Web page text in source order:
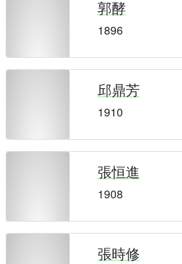
郭酵
1896
邱鼎芳
1910
張恒進
1908
張時修